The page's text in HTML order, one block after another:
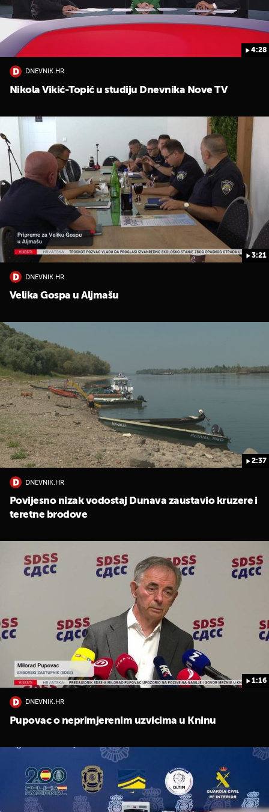
4:28
DNEVNIK.HR
Nikola Vikić-Topić u studiju Dnevnika Nove TV
3:21
DNEVNIK.HR
Velika Gospa u Aljmašu
2:37
DNEVNIK.HR
Povijesno nizak vodostaj Dunava zaustavio kruzere i
teretne brodove
1:16
DNEVNIK.HR
Pupovac o neprimjerenim uzvicima u Kninu